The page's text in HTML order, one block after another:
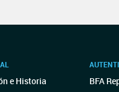
e Historia
BFA